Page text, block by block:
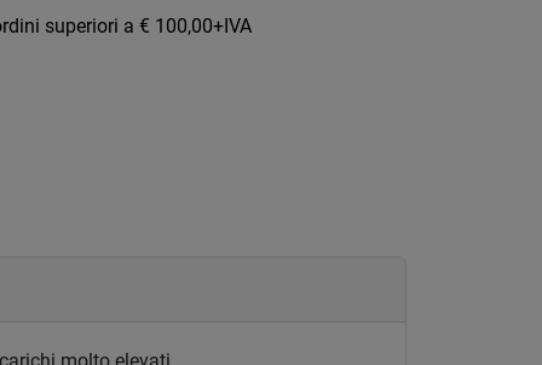
superiori a € 100,00+IVA